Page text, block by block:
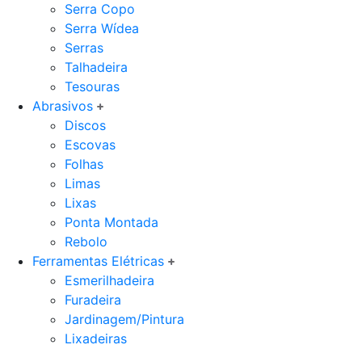
Serra Copo
Serra Wídea
Serras
Talhadeira
Tesouras
Abrasivos
Discos
Escovas
Folhas
Limas
Lixas
Ponta Montada
Rebolo
Ferramentas Elétricas
Esmerilhadeira
Furadeira
Jardinagem/Pintura
Lixadeiras